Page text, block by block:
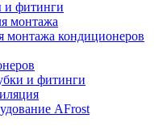
фитинги
монтажа
кондиционеров
и фитинги
AFrost